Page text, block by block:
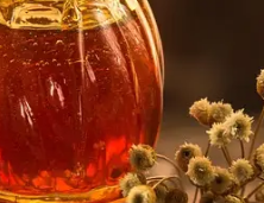
a doprava